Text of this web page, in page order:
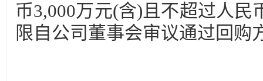
币3,000万元(含)且不超过人民
限自公司董事会审议通过回购